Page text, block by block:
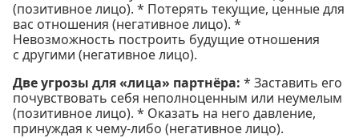
(позитивное лицо). * Потерять текущие, ценные для
вас отношения (негативное лицо). *
Невозможность построить будущие отношения
с другими (негативное лицо).
Две угрозы для «лица» партнёра: * Заставить его
почувствовать себя неполноценным или неумелым
(позитивное лицо). * Оказать на него давление,
принуждая к чему-либо (негативное лицо).